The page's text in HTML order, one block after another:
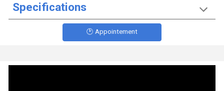
Specifications
🕑 Appointement